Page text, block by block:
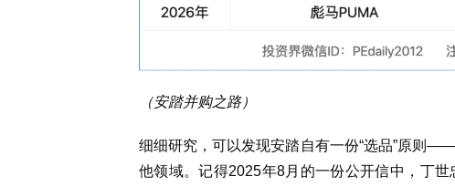
（安踏并购之路）
细细研究，可以发现安踏自有一份“选品”原则
他领域。记得2025年8月的一份公开信中，丁